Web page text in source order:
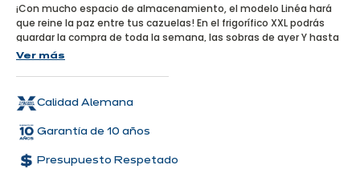
¡Con mucho espacio de almacenamiento, el modelo Linéa hará
que reine la paz entre tus cazuelas! En el frigorífico XXL podrás
guardar la compra de toda la semana, las sobras de ayer Y hasta
los antojos y caprichos para la siguiente cena que organices en
Ver más
Calidad Alemana
Garantía de 10 años
Presupuesto Respetado